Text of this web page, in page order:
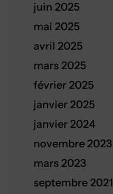
juin 2025
mai 2025
avril 2025
mars 2025
février 2025
janvier 2025
janvier 2024
novembre 2023
mars 2023
septembre 2021